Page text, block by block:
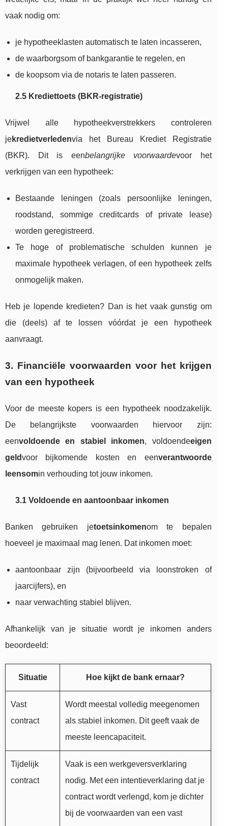
vaak nodig om:
je hypotheeklasten automatisch te laten incasseren,
de waarborgsom of bankgarantie te regelen, en
de koopsom via de notaris te laten passeren.
2.5 Krediettoets (BKR-registratie)
Vrijwel alle hypotheekverstrekkers controleren
jekredietverledenvia het Bureau Krediet Registratie
(BKR). Dit is eenbelangrijke voorwaardevoor het
verkrijgen van een hypotheek:
Bestaande leningen (zoals persoonlijke leningen,
roodstand, sommige creditcards of private lease)
worden geregistreerd.
Te hoge of problematische schulden kunnen je
maximale hypotheek verlagen, of een hypotheek zelfs
onmogelijk maken.
Heb je lopende kredieten? Dan is het vaak gunstig om
die (deels) af te lossen vóórdat je een hypotheek
aanvraagt.
3. Financiële voorwaarden voor het krijgen
van een hypotheek
Voor de meeste kopers is een hypotheek noodzakelijk.
De belangrijkste voorwaarden hiervoor zijn:
eenvoldoende en stabiel inkomen, voldoendeeigen
geldvoor bijkomende kosten en eenverantwoorde
leensomin verhouding tot jouw inkomen.
3.1 Voldoende en aantoonbaar inkomen
Banken gebruiken jetoetsinkomenom te bepalen
hoeveel je maximaal mag lenen. Dat inkomen moet:
aantoonbaar zijn (bijvoorbeeld via loonstroken of
jaarcijfers), en
naar verwachting stabiel blijven.
Afhankelijk van je situatie wordt je inkomen anders
beoordeeld:
Situatie Hoe kijkt de bank ernaar?
Vast
contract
Wordt meestal volledig meegenomen
als stabiel inkomen. Dit geeft vaak de
meeste leencapaciteit.
Tijdelijk
contract
Vaak is een werkgeversverklaring
nodig. Met een intentieverklaring dat je
contract wordt verlengd, kom je dichter
bij de voorwaarden van een vast